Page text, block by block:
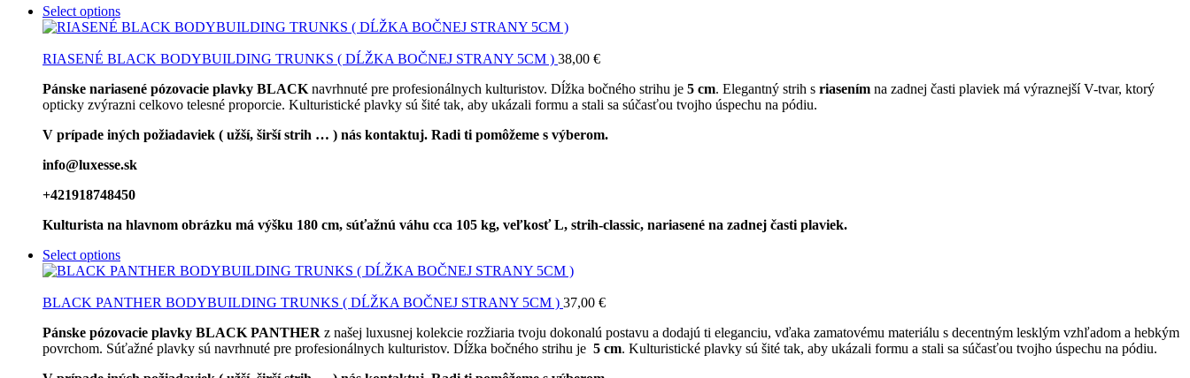
Select options
RIASENÉ BLACK BODYBUILDING TRUNKS ( DĹŽKA BOČNEJ STRANY 5CM ) 38,00 €
Pánske nariasené pózovacie plavky BLACK navrhnuté pre profesionálnych kulturistov. Dĺžka bočného strihu je 5 cm. Elegantný strih s riasením na zadnej časti plaviek má výraznejší V-tvar, ktorý
opticky zvýrazni celkovo telesné proporcie. Kulturistické plavky sú šité tak, aby ukázali formu a stali sa súčasťou tvojho úspechu na pódiu.
V prípade iných požiadaviek ( užší, širší strih … ) nás kontaktuj. Radi ti pomôžeme s výberom.
info@luxesse.sk
+421918748450
Kulturista na hlavnom obrázku má výšku 180 cm, súťažnú váhu cca 105 kg, veľkosť L, strih-classic, nariasené na zadnej časti plaviek.
Select options
BLACK PANTHER BODYBUILDING TRUNKS ( DĹŽKA BOČNEJ STRANY 5CM ) 37,00 €
Pánske pózovacie plavky BLACK PANTHER z našej luxusnej kolekcie rozžiaria tvoju dokonalú postavu a dodajú ti eleganciu, vďaka zamatovému materiálu s decentným lesklým vzhľadom a hebkým
povrchom. Súťažné plavky sú navrhnuté pre profesionálnych kulturistov. Dĺžka bočného strihu je 5 cm. Kulturistické plavky sú šité tak, aby ukázali formu a stali sa súčasťou tvojho úspechu na pódiu.